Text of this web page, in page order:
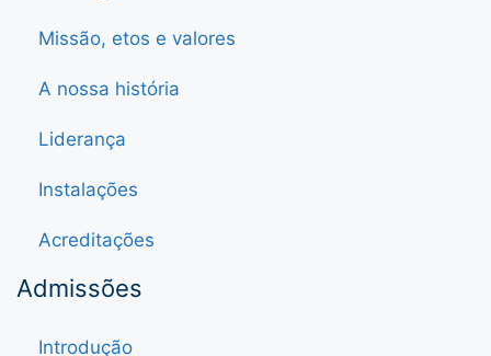
Missão, etos e valores
A nossa história
Liderança
Instalações
Acreditações
Admissões
Introdução